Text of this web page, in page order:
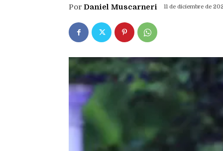
Por Daniel Muscarneri 11 de diciembre de